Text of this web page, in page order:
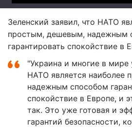
Зеленский заявил, что НАТО
простым, дешевым, надежным
гарантировать спокойствие в
"Украина и многие в мире
НАТО является наиболее
надежным способом
спокойствие в Европе, и
так. Это уже готовая и
гарантий безопасности,